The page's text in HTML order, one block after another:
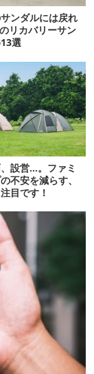
サンダルには戻れ
リカバリーサン
選
設営…。ファミ
不安を減らす、
目です！